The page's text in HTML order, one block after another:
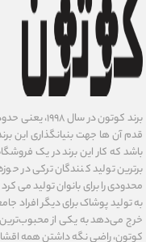
قدم آن ها جهت بنیانگذاری این
برترین تولید کنندگان ترکی در
محدودی را برای بانوان تولید می
به تولید پوشاک برای دیگر افراد
کوتون، راضی نگه داشتن همه